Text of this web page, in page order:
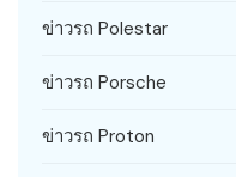
ข่าวรถ Polestar
ข่าวรถ Porsche
ข่าวรถ Proton